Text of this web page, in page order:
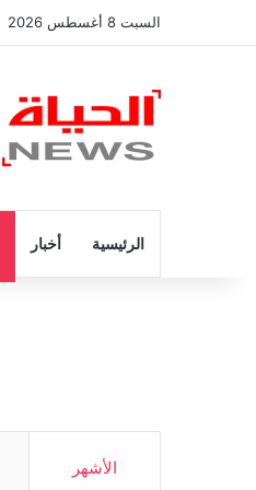
السبت 8 أغسطس 2026
الرئيسية أخبار
الأشهر